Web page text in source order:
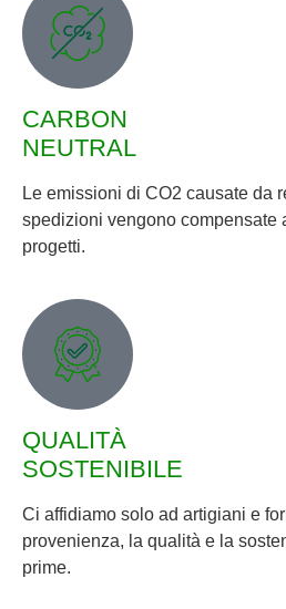
CARBON
NEUTRAL
Le emissioni di CO2 causate da
spedizioni vengono compensate
progetti.
QUALITÀ
SOSTENIBILE
Ci affidiamo solo ad artigiani e
provenienza, la qualità e la
prime.